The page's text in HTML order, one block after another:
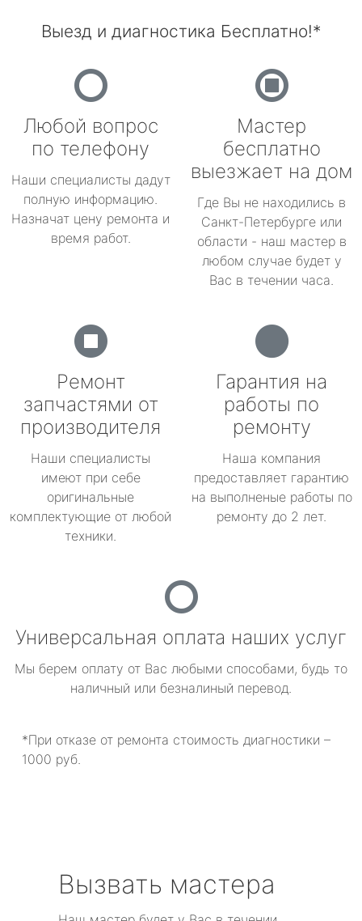
Выезд и диагностика Бесплатно!*
Любой вопрос
по телефону
Наши специалисты дадут
полную информацию.
Назначат цену ремонта и
время работ.
Мастер
бесплатно
выезжает на дом
Где Вы не находились в
Санкт-Петербурге или
области - наш мастер в
любом случае будет у
Вас в течении часа.
Ремонт
запчастями от
производителя
Наши специалисты
имеют при себе
оригинальные
комплектующие от любой
техники.
Гарантия на
работы по
ремонту
Наша компания
предоставляет гарантию
на выполненые работы по
ремонту до 2 лет.
Универсальная оплата наших услуг
Мы берем оплату от Вас любыми способами, будь то
наличный или безналиный перевод.
*При отказе от ремонта стоимость диагностики –
1000 руб.
Вызвать мастера